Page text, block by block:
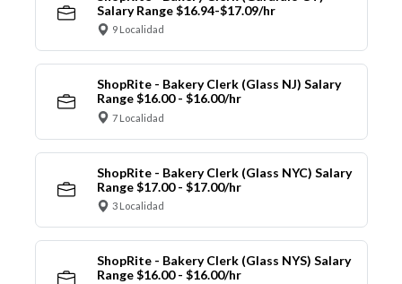
Salary Range $16.94-$17.09/hr
9 Localidad
ShopRite - Bakery Clerk (Glass NJ) Salary
Range $16.00 - $16.00/hr
7 Localidad
ShopRite - Bakery Clerk (Glass NYC) Salary
Range $17.00 - $17.00/hr
3 Localidad
ShopRite - Bakery Clerk (Glass NYS) Salary
Range $16.00 - $16.00/hr